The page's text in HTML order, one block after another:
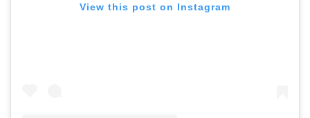
View this post on Instagram